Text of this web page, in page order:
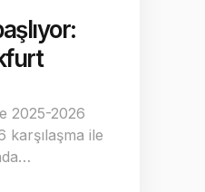
2025-2026
karşılaşma ile